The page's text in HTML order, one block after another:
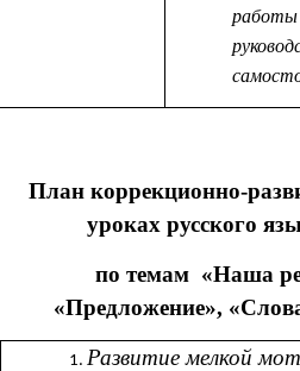
работы
План коррекционно-
уроках русского
по темам «Наша
«Предложение»,
Развитие мелкой